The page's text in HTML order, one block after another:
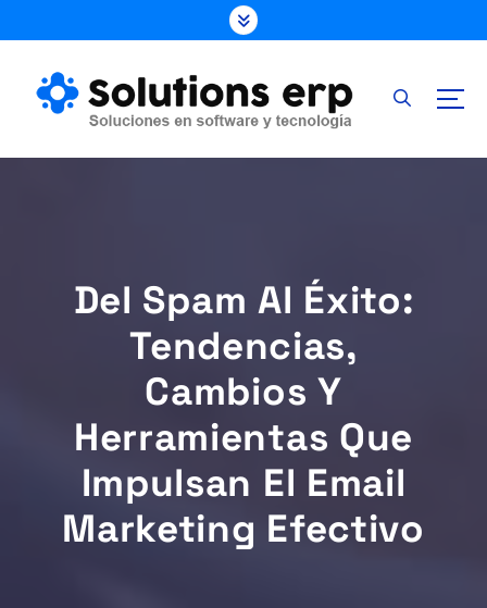
k
c
Del Spam Al Éxito:
Tendencias,
Cambios Y
Herramientas Que
Impulsan El Email
Marketing Efectivo